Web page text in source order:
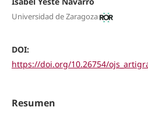
Universidad de Zaragoza
DOI:
https://doi.org/10.26754/
Resumen